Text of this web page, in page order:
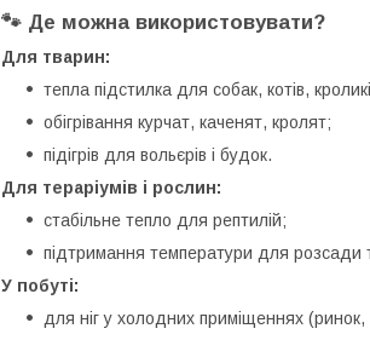
🐾 Де можна використовувати?
Для тварин:
тепла підстилка для собак, котів,
обігрівання курчат, каченят, кролят;
підігрів для вольєрів і будок.
Для тераріумів і рослин:
стабільне тепло для рептилій;
підтримання температури для розсади
У побуті:
для ніг у холодних приміщеннях (ринок,